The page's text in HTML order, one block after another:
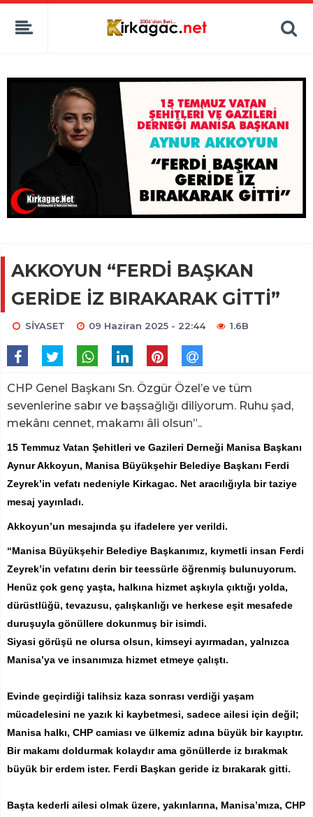
AKKOYUN “FERDİ BAŞKAN
GERİDE İZ BIRAKARAK GİTTİ”
SİYASET 09 Haziran 2025 - 22:44 1.6B
CHP Genel Başkanı Sn. Özgür Özel’e ve tüm
sevenlerine sabır ve başsağlığı diliyorum. Ruhu şad,
mekânı cennet, makamı âli olsun”..
15 Temmuz Vatan Şehitleri ve Gazileri Derneği Manisa Başkanı
Aynur Akkoyun, Manisa Büyükşehir Belediye Başkanı Ferdi
Zeyrek’in vefatı nedeniyle Kirkagac. Net aracılığıyla bir taziye
mesaj yayınladı.
Akkoyun’un mesajında şu ifadelere yer verildi.
“Manisa Büyükşehir Belediye Başkanımız, kıymetli insan Ferdi
Zeyrek’in vefatını derin bir teessürle öğrenmiş bulunuyorum.
Henüz çok genç yaşta, halkına hizmet aşkıyla çıktığı yolda,
dürüstlüğü, tevazusu, çalışkanlığı ve herkese eşit mesafede
duruşuyla gönüllere dokunmuş bir isimdi.
Siyasi görüşü ne olursa olsun, kimseyi ayırmadan, yalnızca
Manisa’ya ve insanımıza hizmet etmeye çalıştı.
Evinde geçirdiği talihsiz kaza sonrası verdiği yaşam
mücadelesini ne yazık ki kaybetmesi, sadece ailesi için değil;
Manisa halkı, CHP camiası ve ülkemiz adına büyük bir kayıptır.
Bir makamı doldurmak kolaydır ama gönüllerde iz bırakmak
büyük bir erdem ister. Ferdi Başkan geride iz bırakarak gitti.
Başta kederli ailesi olmak üzere, yakınlarına, Manisa’mıza, CHP